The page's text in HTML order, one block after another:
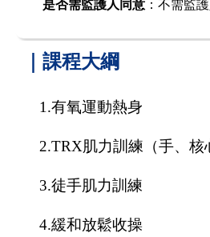
是否需監護人同意 ：不需監
｜課程大綱
1.有氧運動熱身
2.TRX肌力訓練（手、核
3.徒手肌力訓練
4.緩和放鬆收操